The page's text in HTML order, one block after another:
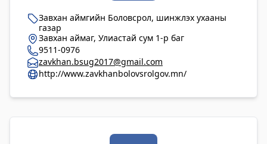
Завхан аймгийн Боловсрол, шинжлэх ухааны
газар
Завхан аймаг, Улиастай сум 1-р баг
9511-0976
zavkhan.bsug2017@gmail.com
http://www.zavkhanbolovsrolgov.mn/